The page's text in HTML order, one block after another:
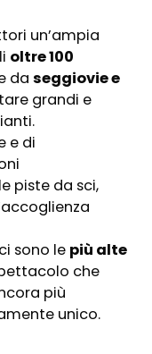
un’ampia
oltre 100
daseggiovie e
grandi e
e di
piste da sci,
sono le più alte
che
più
unico.